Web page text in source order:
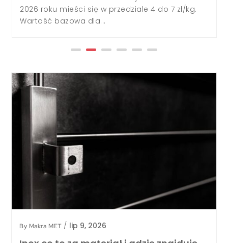
7 zł/kg.
wysoką...
By Makra MET / lip 9, 2026